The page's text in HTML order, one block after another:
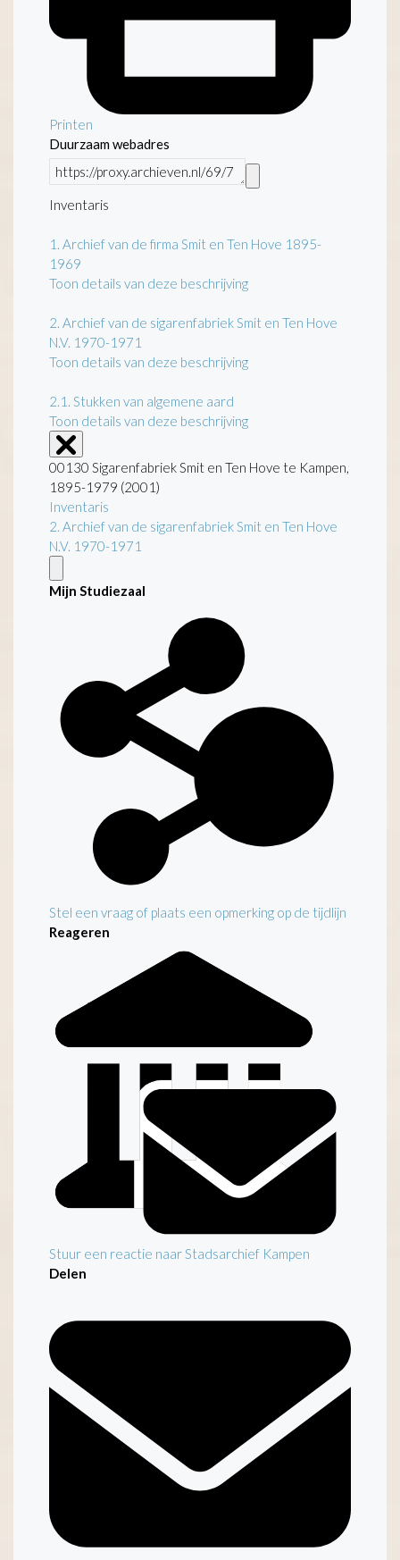
Printen
Duurzaam webadres
Inventaris
1. Archief van de firma Smit en Ten Hove 1895-
1969
Toon details van deze beschrijving
2. Archief van de sigarenfabriek Smit en Ten Hove
N.V. 1970-1971
Toon details van deze beschrijving
2.1. Stukken van algemene aard
Toon details van deze beschrijving
00130 Sigarenfabriek Smit en Ten Hove te Kampen,
1895-1979 (2001)
Inventaris
2. Archief van de sigarenfabriek Smit en Ten Hove
N.V. 1970-1971
Mijn Studiezaal
Stel een vraag of plaats een opmerking op de tijdlijn
Reageren
Stuur een reactie naar Stadsarchief Kampen
Delen